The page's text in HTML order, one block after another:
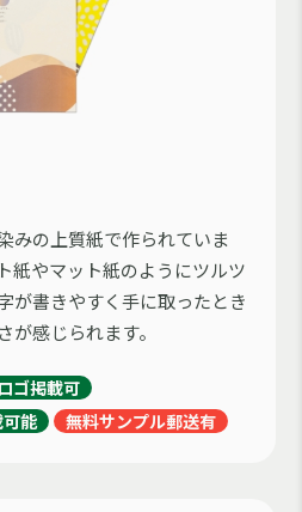
みの上質紙で作られていま
紙やマット紙のようにツルツ
が書きやすく手に取ったとき
が感じられます。
ゴ掲載可
可能
無料サンプル郵送有